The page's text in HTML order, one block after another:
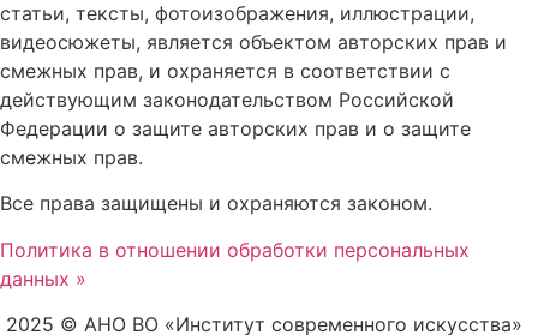
статьи, тексты, фотоизображения, иллюстрации,
видеосюжеты, является объектом авторских прав и
смежных прав, и охраняется в соответствии с
действующим законодательством Российской
Федерации о защите авторских прав и о защите
смежных прав.
Все права защищены и охраняются законом.
Политика в отношении обработки персональных
данных »
2025 © АНО ВО «Институт современного искусства»